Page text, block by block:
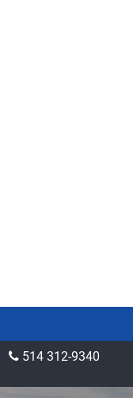
514 312-9340